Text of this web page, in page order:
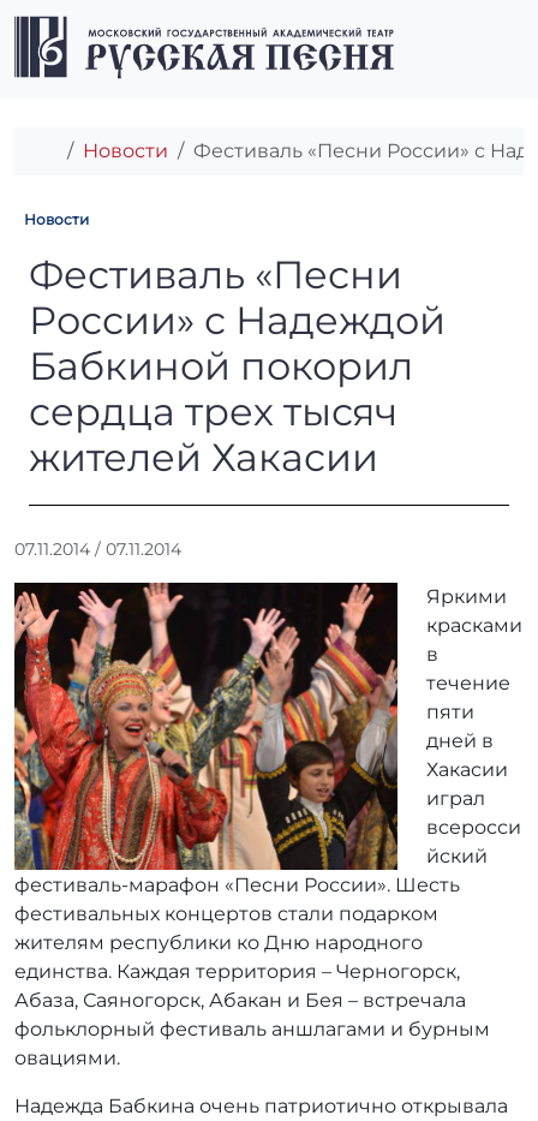
Перейти к содержимому
Перейти к футеру
Главная
Новости Фестиваль «Песни России» с
Новости
Фестиваль «Песни
Фестиваль «Песни
России» с Надеждой
Бабкиной покорил
сердца трех тысяч
жителей Хакасии
07.11.2014 / 07.11.2014
т
:
r
r
_
a
d
m
i
n
Яркими
красками
в
течение
пяти
дней в
Хакасии
играл
всеросси
йский
фестиваль-марафон «Песни России». Шесть
фестивальных концертов стали подарком
жителям республики ко Дню народного
единства. Каждая территория – Черногорск,
Абаза, Саяногорск, Абакан и Бея – встречала
фольклорный фестиваль аншлагами и бурным
овациями.
Надежда Бабкина очень патриотично открывала